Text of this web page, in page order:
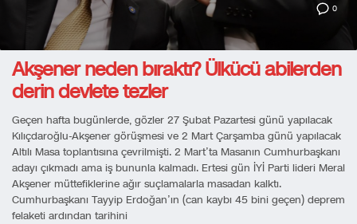
0
Akşener neden bıraktı? Ülkücü abilerden
derin devlete tezler
Geçen hafta bugünlerde, gözler 27 Şubat Pazartesi günü yapılacak
Kılıçdaroğlu-Akşener görüşmesi ve 2 Mart Çarşamba günü yapılacak
Altılı Masa toplantısına çevrilmişti. 2 Mart’ta Masanın Cumhurbaşkanı
adayı çıkmadı ama iş bununla kalmadı. Ertesi gün İYİ Parti lideri Meral
Akşener müttefiklerine ağır suçlamalarla masadan kalktı.
Cumhurbaşkanı Tayyip Erdoğan’ın (can kaybı 45 bini geçen) deprem
felaketi ardından tarihini